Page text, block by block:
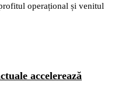
operațional și venitul
accelerează